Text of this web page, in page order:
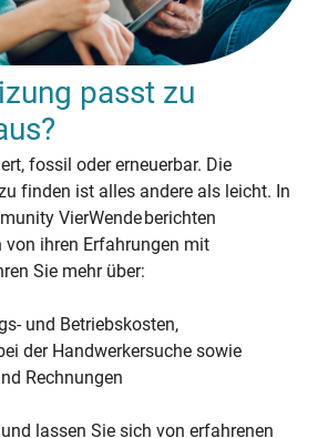
passt zu
fossil oder erneuerbar. Die
finden ist alles andere als leicht. In
VierWende berichten
von ihren Erfahrungen mit
Sie mehr über:
und Betriebskosten,
der Handwerkersuche sowie
Rechnungen
lassen Sie sich von erfahrenen